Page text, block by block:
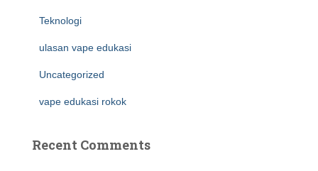
Teknologi
ulasan vape edukasi
Uncategorized
vape edukasi rokok
Recent Comments